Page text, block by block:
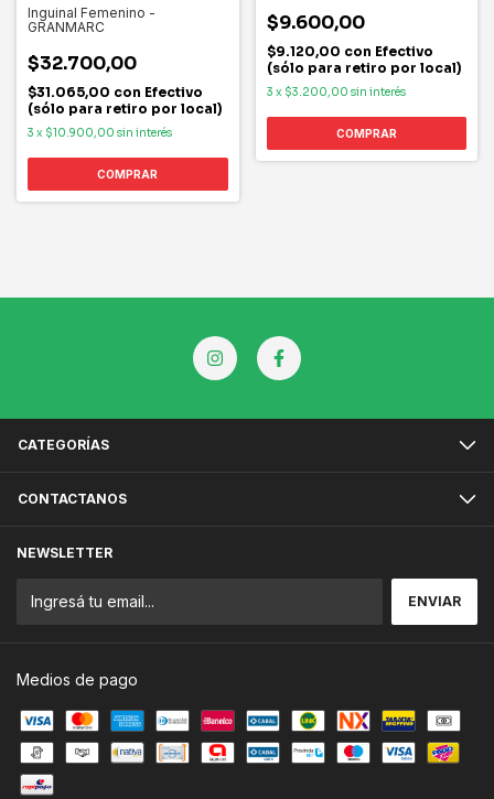
Inguinal Femenino -
GRANMARC
$32.700,00
$31.065,00 con Efectivo
(sólo para retiro por local)
3 x $10.900,00 sin interés
COMPRAR
$9.600,00
$9.120,00 con Efectivo
(sólo para retiro por local)
3 x $3.200,00 sin interés
COMPRAR
CATEGORÍAS
CONTACTANOS
NEWSLETTER
Medios de pago